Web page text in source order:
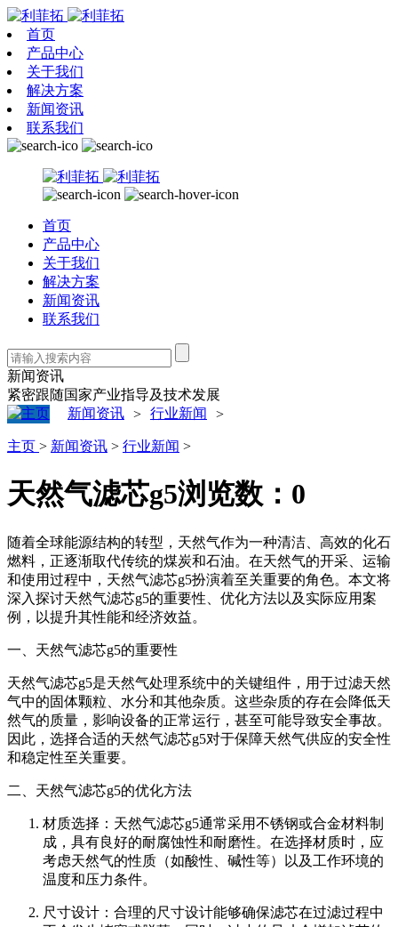
首页
产品中心
关于我们
解决方案
新闻资讯
联系我们
首页
产品中心
关于我们
解决方案
新闻资讯
联系我们
新闻资讯
紧密跟随国家产业指导及技术发展
新闻资讯 > 行业新闻 >
主页 > 新闻资讯 > 行业新闻 >
天然气滤芯g5浏览数： 0
随着全球能源结构的转型，天然气作为一种清洁、高效的化石
燃料，正逐渐取代传统的煤炭和石油。在天然气的开采、运输
和使用过程中，天然气滤芯g5扮演着至关重要的角色。本文将
深入探讨天然气滤芯g5的重要性、优化方法以及实际应用案
例，以提升其性能和经济效益。
一、天然气滤芯g5的重要性
天然气滤芯g5是天然气处理系统中的关键组件，用于过滤天然
气中的固体颗粒、水分和其他杂质。这些杂质的存在会降低天
然气的质量，影响设备的正常运行，甚至可能导致安全事故。
因此，选择合适的天然气滤芯g5对于保障天然气供应的安全性
和稳定性至关重要。
二、天然气滤芯g5的优化方法
材质选择：天然气滤芯g5通常采用不锈钢或合金材料制
成，具有良好的耐腐蚀性和耐磨性。在选择材质时，应
考虑天然气的性质（如酸性、碱性等）以及工作环境的
温度和压力条件。
尺寸设计：合理的尺寸设计能够确保滤芯在过滤过程中